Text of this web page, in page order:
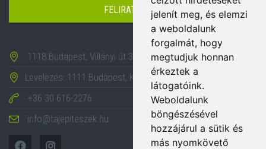
jelenít meg, és elemzi
a weboldalunk
forgalmát, hogy
megtudjuk honnan
érkeztek a
látogatóink.
Weboldalunk
böngészésével
hozzájárul a sütik és
más nyomkövető
FELIRATKOZÁS
1118 Budapest, Villányi út 35-43.
Levelezés: 1111 Budapest, Karinthy Frigyes út 24.
+36 30 616-2276
info@tajepiteszek.hu